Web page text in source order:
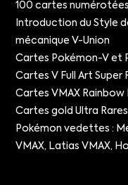
100 cartes
Introduction du Style
mécanique V-Union
Cartes Pokémon-V et
Cartes V Full Art Super
Cartes VMAX Rainbow
Cartes gold Ultra Rares
Pokémon vedettes :
VMAX, Latias VMAX,